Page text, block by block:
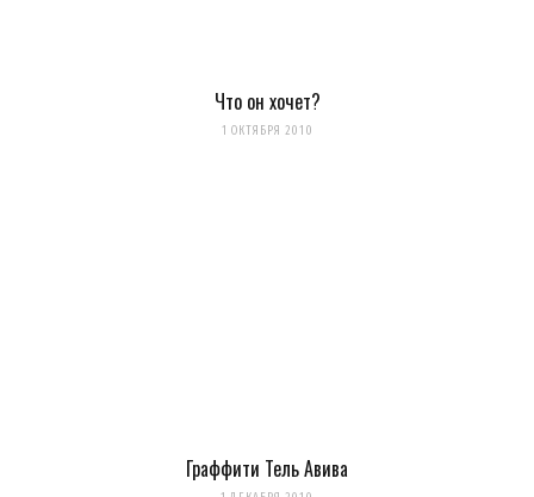
Что он хочет?
1 ОКТЯБРЯ 2010
Граффити Тель Авива